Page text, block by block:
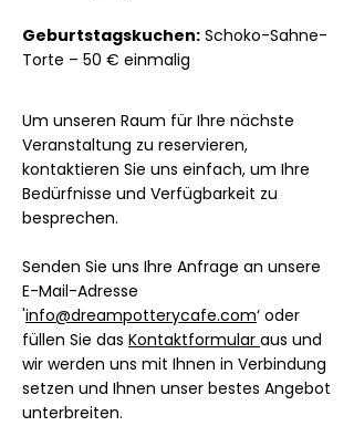
Geburtstagskuchen: Schoko-Sahne-
Torte – 50 € einmalig
Um unseren Raum für Ihre nächste
Veranstaltung zu reservieren,
kontaktieren Sie uns einfach, um Ihre
Bedürfnisse und Verfügbarkeit zu
besprechen.
Senden Sie uns Ihre Anfrage an unsere
E-Mail-Adresse
'info@dreampotterycafe.com‘ oder
füllen Sie das Kontaktformular aus und
wir werden uns mit Ihnen in Verbindung
setzen und Ihnen unser bestes Angebot
unterbreiten.